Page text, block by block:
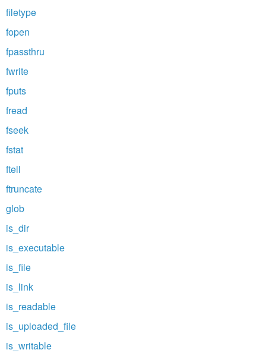
filetype
fopen
fpassthru
fwrite
fputs
fread
fseek
fstat
ftell
ftruncate
glob
is_dir
is_executable
is_file
is_link
is_readable
is_uploaded_file
is_writable